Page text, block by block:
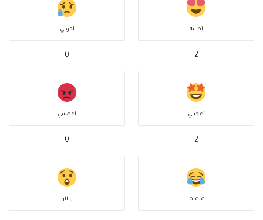
أحببته
2
أحزنني
0
أعجبني
2
أغضبني
0
هاهاها واااو